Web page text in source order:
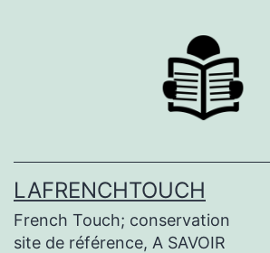
LAFRENCHTOUCH
French Touch; conservation
site de référence, A SAVOIR